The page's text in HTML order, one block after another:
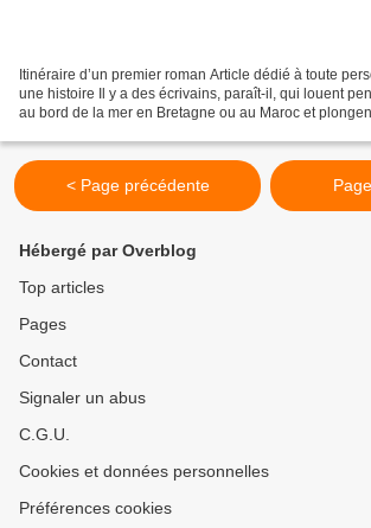
Itinéraire d’un premier roman Article dédié à toute
une histoire Il y a des écrivains, paraît-il, qui louent
au bord de la mer en Bretagne ou au Maroc et
< Page précédente
Hébergé par Overblog
Top articles
Pages
Contact
Signaler un abus
C.G.U.
Cookies et données personnelles
Préférences cookies